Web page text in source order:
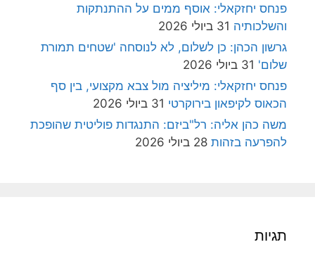
פנחס יחזקאלי: אוסף ממים על ההתנתקות
והשלכותיה 31 ביולי 2026
גרשון הכהן: כן לשלום, לא לנוסחה 'שטחים תמורת
שלום' 31 ביולי 2026
פנחס יחזקאלי: מיליציה מול צבא מקצועי, בין סף
הכאוס לקיפאון בירוקרטי 31 ביולי 2026
משה כהן אליה: רל"ביזם: התנגדות פוליטית שהופכת
להפרעה בזהות 28 ביולי 2026
תגיות